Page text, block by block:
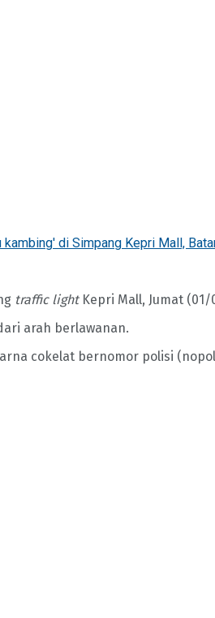
di Simpang Kepri Mall,
traffic lightKepri Mall, Jumat (01/
arah berlawanan.
cokelat bernomor polisi